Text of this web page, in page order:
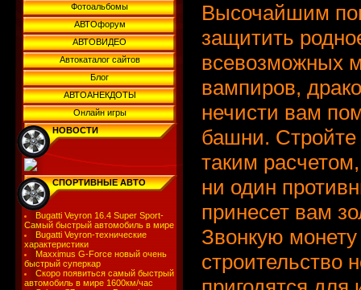
Фотоальбомы
АВТОфорум
АВТОВИДЕО
Автокаталог сайтов
Блог
АВТОАНЕКДОТЫ
Онлайн игры
НОВОСТИ
СПОРТИВНЫЕ АВТО
Bugatti Veyron 16.4 Super Sport-
Самый быстрый автомобиль в мире
Bugatti Veyron-технические
характеристики
Maxximus G-Force новый очень
быстрый суперкар
Скоро появиться самый быстрый
автомобиль в мире 1600км/час
Высочайшим
защитить
всевозможных
вампиров,
нечисти вам
башни.
таким
ни один
принесет вам
Звонкую
строительство